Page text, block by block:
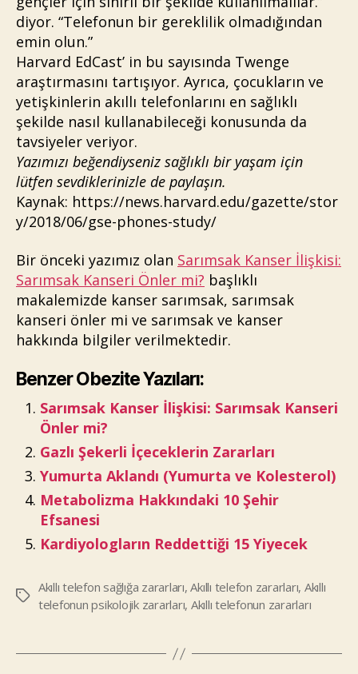
diyor. “Telefonun bir gereklilik olmadığından
emin olun.”
Harvard EdCast’ in bu sayısında Twenge
araştırmasını tartışıyor. Ayrıca, çocukların ve
yetişkinlerin akıllı telefonlarını en sağlıklı
şekilde nasıl kullanabileceği konusunda da
tavsiyeler veriyor.
Yazımızı beğendiyseniz sağlıklı bir yaşam için
lütfen sevdiklerinizle de paylaşın.
Kaynak: https://news.harvard.edu/gazette/stor
y/2018/06/gse-phones-study/
Bir önceki yazımız olan Sarımsak Kanser İlişkisi:
Sarımsak Kanseri Önler mi? başlıklı
makalemizde kanser sarımsak, sarımsak
kanseri önler mi ve sarımsak ve kanser
hakkında bilgiler verilmektedir.
Benzer Obezite Yazıları:
Sarımsak Kanser İlişkisi: Sarımsak Kanseri
Önler mi?
Gazlı Şekerli İçeceklerin Zararları
Yumurta Aklandı (Yumurta ve Kolesterol)
Metabolizma Hakkındaki 10 Şehir
Efsanesi
Kardiyologların Reddettiği 15 Yiyecek
Etiketler
Akıllı telefon sağlığa zararları,Akıllı telefon zararları, Akıllı
telefonun psikolojik zararları, Akıllı telefonun zararları